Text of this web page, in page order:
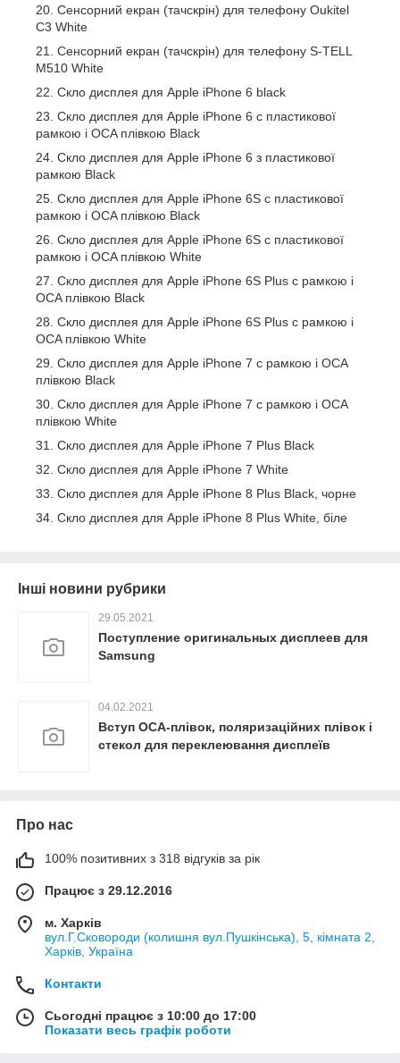
Сенсорний екран (тачскрін) для телефону Oukitel
C3 White
Сенсорний екран (тачскрін) для телефону S-TELL
M510 White
Скло дисплея для Apple iPhone 6 black
Скло дисплея для Apple iPhone 6 c пластикової
рамкою і OCA плівкою Black
Скло дисплея для Apple iPhone 6 з пластикової
рамкою Black
Скло дисплея для Apple iPhone 6S c пластикової
рамкою і OCA плівкою Black
Скло дисплея для Apple iPhone 6S c пластикової
рамкою і OCA плівкою White
Скло дисплея для Apple iPhone 6S Plus c рамкою і
OCA плівкою Black
Скло дисплея для Apple iPhone 6S Plus c рамкою і
OCA плівкою White
Скло дисплея для Apple iPhone 7 c рамкою і OCA
плівкою Black
Скло дисплея для Apple iPhone 7 c рамкою і OCA
плівкою White
Скло дисплея для Apple iPhone 7 Plus Black
Скло дисплея для Apple iPhone 7 White
Скло дисплея для Apple iPhone 8 Plus Black, чорне
Скло дисплея для Apple iPhone 8 Plus White, біле
Інші новини рубрики
29.05.2021
Поступление оригинальных дисплеев для
Samsung
04.02.2021
Вступ OCA-плівок, поляризаційних плівок і
стекол для переклеювання дисплеїв
Про нас
100% позитивних з 318 відгуків за рік
Працює з 29.12.2016
м. Харків
вул.Г.Сковороди (колишня вул.Пушкінська), 5, кімната 2,
Харків, Україна
Контакти
Сьогодні працює з 10:00 до 17:00
Показати весь графік роботи